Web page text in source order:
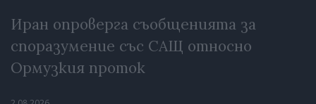
Иран опроверга съобщенията за
споразумение със САЩ относно
Ормузкия проток